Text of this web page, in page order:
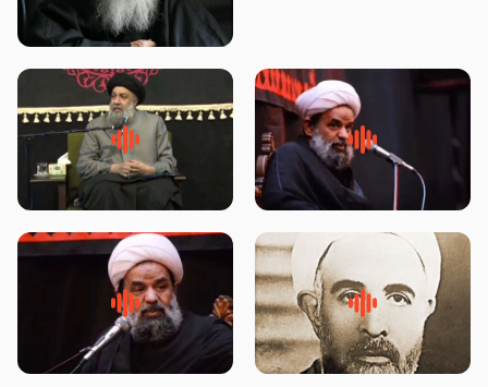
زوّار اربعین امام حسین (علیه
السلام) با این اشتیاق به زیارت
روضه جانسوز پاره های جگر امام
حسن مجتبی علیه السلام-حجت
لقب حضرت رقیه سلام الله علیها به
چه معناست – حجت الاسلام علوی
روضه‌ی مجلس یزید ملعون و
اسارت اهل‌بیت علیهم‌السلام –
سلام جوانی که امام حسین علیه
السلام خودش جوابش را دادند